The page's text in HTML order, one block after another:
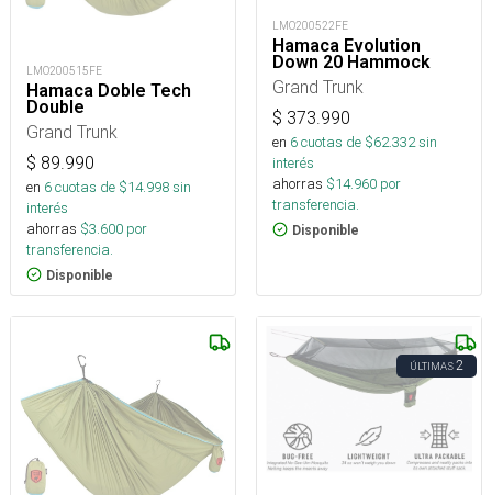
LMO200515FE
Hamaca Doble Tech
Double
Grand Trunk
$ 89.990
en 6cuotas de $14.998sin
interés
ahorras $3.600 por
transferencia.
Disponible
LMO200522FE
Hamaca Evolution
Down 20 Hammock
Grand Trunk
$ 373.990
en 6cuotas de $62.332sin
interés
ahorras $14.960 por
transferencia.
Disponible
ÚLTIMAS2